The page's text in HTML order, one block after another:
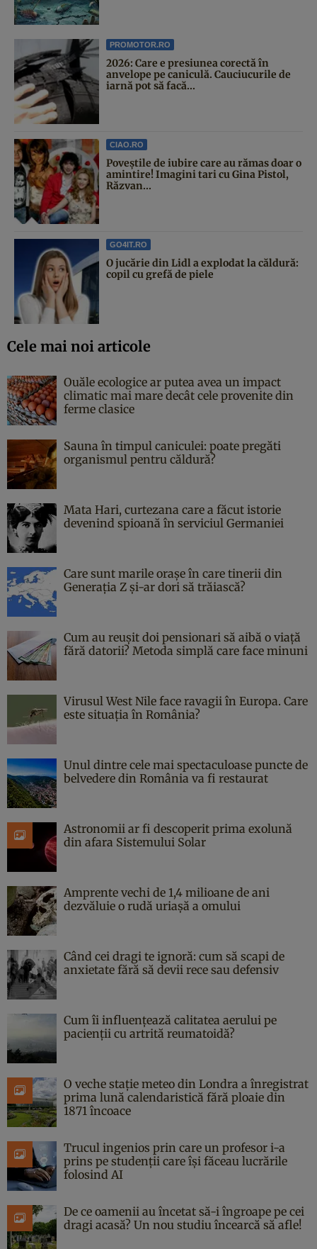
PROMOTOR.RO
2026: Care e presiunea corectă în
anvelope pe caniculă. Cauciucurile de
iarnă pot să facă...
CIAO.RO
Poveştile de iubire care au rămas doar o
amintire! Imagini tari cu Gina Pistol,
Răzvan...
GO4IT.RO
O jucărie din Lidl a explodat la căldură:
copil cu grefă de piele
Cele mai noi articole
Ouăle ecologice ar putea avea un impact
climatic mai mare decât cele provenite din
ferme clasice
Sauna în timpul caniculei: poate pregăti
organismul pentru căldură?
Mata Hari, curtezana care a făcut istorie
devenind spioană în serviciul Germaniei
Care sunt marile orașe în care tinerii din
Generația Z și-ar dori să trăiască?
Cum au reușit doi pensionari să aibă o viață
fără datorii? Metoda simplă care face minuni
Virusul West Nile face ravagii în Europa. Care
este situația în România?
Unul dintre cele mai spectaculoase puncte de
belvedere din România va fi restaurat
Astronomii ar fi descoperit prima exolună
din afara Sistemului Solar
Amprente vechi de 1,4 milioane de ani
dezvăluie o rudă uriașă a omului
Când cei dragi te ignoră: cum să scapi de
anxietate fără să devii rece sau defensiv
Cum îi influențează calitatea aerului pe
pacienții cu artrită reumatoidă?
O veche stație meteo din Londra a înregistrat
prima lună calendaristică fără ploaie din
1871 încoace
Trucul ingenios prin care un profesor i-a
prins pe studenții care își făceau lucrările
folosind AI
De ce oamenii au încetat să-i îngroape pe cei
dragi acasă? Un nou studiu încearcă să afle!